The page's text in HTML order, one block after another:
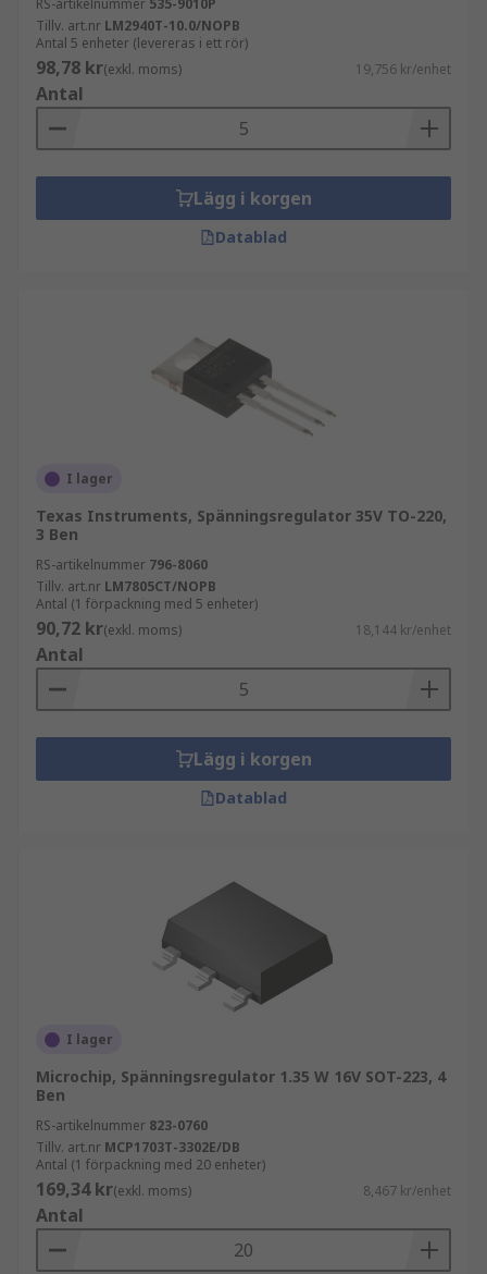
RS-artikelnummer 535-9010P
Tillv. art.nr LM2940T-10.0/NOPB
Antal 5 enheter (levereras i ett rör)
98,78 kr(exkl. moms) 19,756 kr/enhet
Antal
Lägg i korgen
Datablad
I lager
Texas Instruments, Spänningsregulator 35V TO-220,
3 Ben
RS-artikelnummer 796-8060
Tillv. art.nr LM7805CT/NOPB
Antal (1 förpackning med 5 enheter)
90,72 kr(exkl. moms) 18,144 kr/enhet
Antal
Lägg i korgen
Datablad
I lager
Microchip, Spänningsregulator 1.35 W 16V SOT-223, 4
Ben
RS-artikelnummer 823-0760
Tillv. art.nr MCP1703T-3302E/DB
Antal (1 förpackning med 20 enheter)
169,34 kr(exkl. moms) 8,467 kr/enhet
Antal